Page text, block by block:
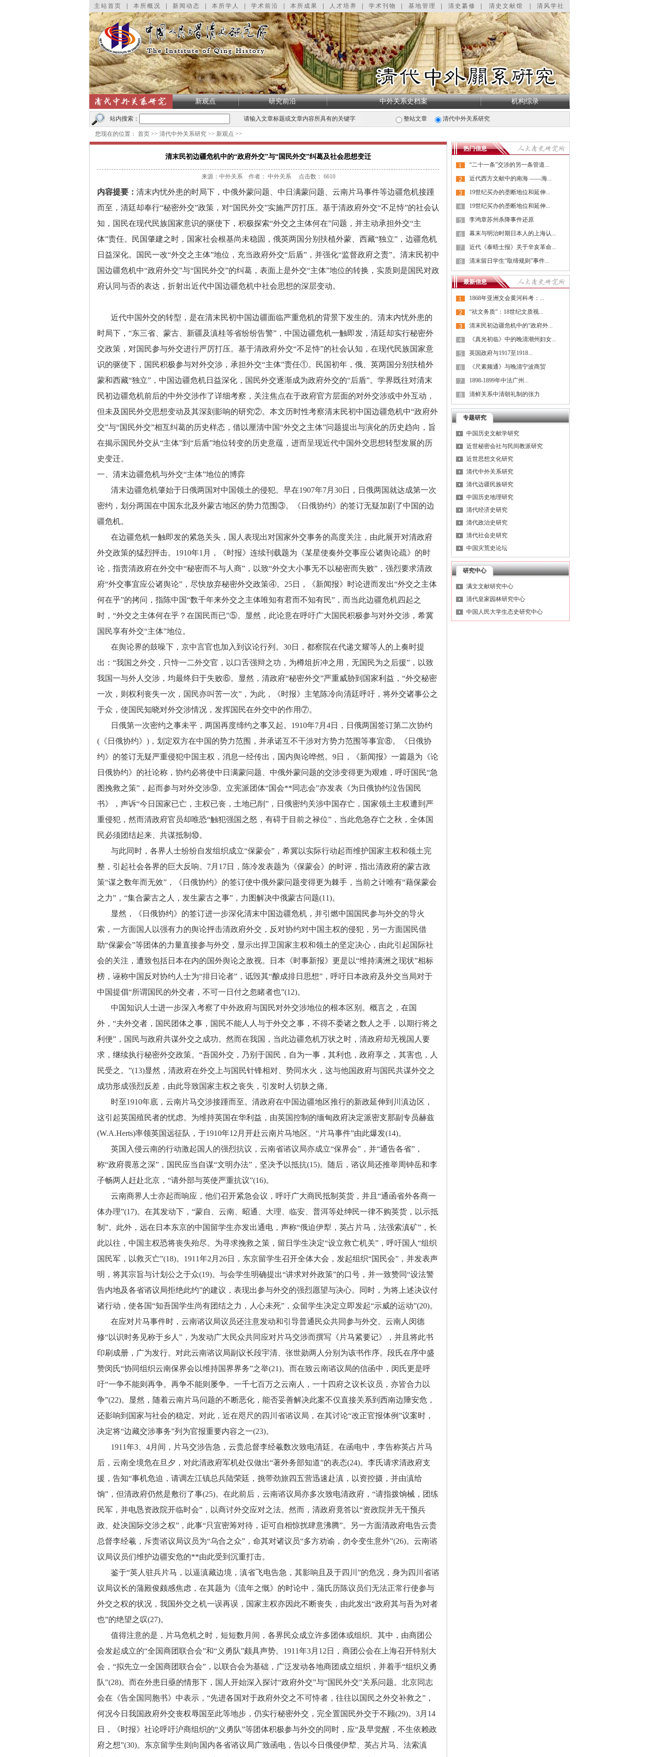
主站首页 本所概况 新闻动态 本所学人 学术前沿 本所成果 人才培养 学术刊物 基地管理 清史纂修 清史文献馆 清风学社
新观点 研究前沿 中外关系史档案 机构综录
站内搜索： 请输入文章标题或文章内容所具有的关键字 整站文章 清代中外关系研究
您现在的位置： 首页 >> 清代中外关系研究 >> 新观点 >>
清末民初边疆危机中的“政府外交”与“国民外交”纠葛及社会思想变迁
来源：中外关系 作者： 中外关系 点击数： 6610
内容提要： 清末内忧外患的时局下，中俄外蒙问题、中日满蒙问题、云南片马事件等边疆危机接踵
而至，清廷却奉行“秘密外交”政策，对“国民外交”实施严厉打压。基于清政府外交“不足恃”的社会认
知，国民在现代民族国家意识的驱使下，积极探索“外交之主体何在”问题，并主动承担外交“主
体”责任。民国肇建之时，国家社会根基尚未稳固，俄英两国分别扶植外蒙、西藏“独立”，边疆危机
日益深化。国民一改“外交之主体”地位，充当政府外交“后盾”，并强化“监督政府之责”。清末民初中
国边疆危机中“政府外交”与“国民外交”的纠葛，表面上是外交“主体”地位的转换，实质则是国民对政
府认同与否的表达，折射出近代中国边疆危机中社会思想的深层变动。
近代中国外交的转型，是在清末民初中国边疆面临严重危机的背景下发生的。清末内忧外患的
时局下， “东三省、蒙古、新疆及滇桂等省纷纷告警”，中国边疆危机一触即发，清廷却实行秘密外
交政策，对国民参与外交进行严厉打压。基于清政府外交“不足恃”的社会认知，在现代民族国家意
识的驱使下，国民积极参与对外交涉，承担外交“主体”责任①。民国初年，俄、英两国分别扶植外
蒙和西藏“独立”，中国边疆危机日益深化，国民外交逐渐成为政府外交的“后盾”。学界既往对清末
民初边疆危机前后的中外交涉作了详细考察，关注焦点在于政府官方层面的对外交涉或中外互动，
但未及国民外交思想变动及其深刻影响的研究②。本文历时性考察清末民初中国边疆危机中“政府外
交”与“国民外交”相互纠葛的历史样态，借以厘清中国“外交之主体”问题提出与演化的历史趋向，旨
在揭示国民外交从“主体”到“后盾”地位转变的历史意蕴，进而呈现近代中国外交思想转型发展的历
史变迁。
一、清末边疆危机与外交“主体”地位的博弈
清末边疆危机肇始于日俄两国对中国领土的侵犯。早在1907年7月30日，日俄两国就达成第一次
密约，划分两国在中国东北及外蒙古地区的势力范围③。《日俄协约》的签订无疑加剧了中国的边
疆危机。
在边疆危机一触即发的紧急关头，国人表现出对国家外交事务的高度关注，由此展开对清政府
外交政策的猛烈抨击。 1910年1月，《时报》连续刊载题为《某星使奏外交事应公诸舆论疏》的时
论，指责清政府在外交中“秘密而不与人商”，以致“外交大小事无不以秘密而失败”，强烈要求清政
府“外交事宜应公诸舆论”，尽快放弃秘密外交政策④。25日，《新闻报》时论进而发出“外交之主体
何在乎”的拷问，指陈中国“数千年来外交之主体唯知有君而不知有民”，而当此边疆危机四起之
时，“外交之主体何在乎？在国民而已”⑤。显然，此论意在呼吁广大国民积极参与对外交涉，希冀
国民享有外交“主体”地位。
在舆论界的鼓噪下，京中言官也加入到议论行列。 30日，都察院在代递文耀等人的上奏时提
出：“我国之外交，只恃一二外交官，以口舌强辩之功，为樽俎折冲之用，无国民为之后援”，以致
我国一与外人交涉，均最终归于失败⑥。显然，清政府“秘密外交”严重威胁到国家利益，“外交秘密
一次，则权利丧失一次，国民亦叫苦一次”，为此，《时报》主笔陈冷向清廷呼吁，将外交诸事公之
于众，使国民知晓对外交涉情况，发挥国民在外交中的作用⑦。
日俄第一次密约之事未平，两国再度缔约之事又起。 1910年7月4日，日俄两国签订第二次协约
(《日俄协约》)，划定双方在中国的势力范围，并承诺互不干涉对方势力范围等事宜⑧。《日俄协
约》的签订无疑严重侵犯中国主权，消息一经传出，国内舆论哗然。9日，《新闻报》一篇题为《论
日俄协约》的社论称，协约必将使中日满蒙问题、中俄外蒙问题的交涉变得更为艰难，呼吁国民“急
图挽救之策”，起而参与对外交涉⑨。立宪派团体“国会**同志会”亦发表《为日俄协约泣告国民
书》，声诉“今日国家已亡，主权已丧，土地已削”，日俄密约关涉中国存亡，国家领土主权遭到严
重侵犯，然而清政府官员却唯恐“触犯强国之怒，有碍于目前之禄位”，当此危急存亡之秋，全体国
民必须团结起来、共谋抵制⑩。
与此同时，各界人士纷纷自发组织成立“保蒙会”，希冀以实际行动起而维护国家主权和领土完
整，引起社会各界的巨大反响。7月17日，陈冷发表题为《保蒙会》的时评，指出清政府的蒙古政
策“谋之数年而无效”，《日俄协约》的签订使中俄外蒙问题变得更为棘手，当前之计唯有“藉保蒙会
之力”，“集合蒙古之人，发生蒙古之事”，力图解决中俄蒙古问题(11)。
显然，《日俄协约》的签订进一步深化清末中国边疆危机，并引燃中国国民参与外交的导火
索，一方面国人以强有力的舆论抨击清政府外交，反对协约对中国主权的侵犯，另一方面国民借
助“保蒙会”等团体的力量直接参与外交，显示出捍卫国家主权和领土的坚定决心，由此引起国际社
会的关注，遭致包括日本在内的国外舆论之敌视。日本《时事新报》更是以“维持满洲之现状”相标
榜，诬称中国反对协约人士为“排日论者”，诋毁其“酿成排日思想”，呼吁日本政府及外交当局对于
中国提倡“所谓国民的外交者，不可一日付之忽睹者也”(12)。
中国知识人士进一步深入考察了中外政府与国民对外交涉地位的根本区别。概言之，在国
外， “夫外交者，国民团体之事，国民不能人人与于外交之事，不得不委诸之数人之手，以期行将之
利便”，国民与政府共谋外交之成功。然而在我国，当此边疆危机万状之时，清政府却无视国人要
求，继续执行秘密外交政策。“吾国外交，乃别于国民，自为一事，其利也，政府享之，其害也，人
民受之。”(13)显然，清政府在外交上与国民针锋相对、势同水火，这与他国政府与国民共谋外交之
成功形成强烈反差，由此导致国家主权之丧失，引发时人切肤之痛。
时至1910年底，云南片马交涉接踵而至。清政府在中国边疆地区推行的新政延伸到川滇边区，
这引起英国殖民者的忧虑。为维持英国在华利益，由英国控制的缅甸政府决定派密支那副专员赫兹
(W.A.Herts)率领英国远征队，于1910年12月开赴云南片马地区。“片马事件”由此爆发(14)。
英国入侵云南的行动激起国人的强烈抗议，云南省谘议局亦成立“保界会”，并“通告各省”，
称“政府畏葸之深”，国民应当自谋“文明办法”，坚决予以抵抗(15)。随后，谘议局还推举周钟岳和李
子畅两人赶赴北京，“请外部与英使严重抗议”(16)。
云南商界人士亦起而响应，他们召开紧急会议，呼吁广大商民抵制英货，并且 “通函省外各商一
体办理”(17)。在其发动下，“蒙自、云南、昭通、大理、临安、普洱等处绅民一律不购英货，以示抵
制”。此外，远在日本东京的中国留学生亦发出通电，声称“俄迫伊犁，英占片马，法强索滇矿”，长
此以往，中国主权恐将丧失殆尽。为寻求挽救之策，留日学生决定“设立救亡机关”，呼吁国人“组织
国民军，以救灭亡”(18)。1911年2月26日，东京留学生召开全体大会，发起组织“国民会”，并发表声
明，将其宗旨与计划公之于众(19)。与会学生明确提出“讲求对外政策”的口号，并一致赞同“设法警
告内地及各省谘议局拒绝此约”的建议，表现出参与外交的强烈愿望与决心。同时，为将上述决议付
诸行动，使各国“知吾国学生尚有团结之力，人心未死”，众留学生决定立即发起“示威的运动”(20)。
在应对片马事件时，云南谘议局议员还注意发动和引导普通民众共同参与外交。云南人闵德
修“以识时务见称于乡人”，为发动广大民众共同应对片马交涉而撰写《片马紧要记》，并且将此书
印刷成册，广为发行。对此云南谘议局副议长段宇清、张世勋两人分别为该书作序。段氏在序中盛
赞闵氏“协同组织云南保界会以维持国界界务”之举(21)。而在致云南谘议局的信函中，闵氏更是呼
吁“一争不能则再争。再争不能则屡争。一千七百万之云南人，一十四府之议长议员，亦皆合力以
争”(22)。显然，随着云南片马问题的不断恶化，能否妥善解决此案不仅直接关系到西南边陲安危，
还影响到国家与社会的稳定。对此，近在咫尺的四川省谘议局，在其讨论“改正官报体例”议案时，
决定将“边藏交涉事务”列为官报重要内容之一(23)。
1911年3、4月间，片马交涉告急，云贵总督李经羲数次致电清廷。在函电中，李告称英占片马
后，云南全境危在旦夕，对此清政府军机处仅做出“著外务部知道”的表态(24)。李氏请求清政府支
援，告知“事机危迫，请调左江镇总兵陆荣廷，挑带劲旅四五营迅速赴滇，以资控摄，并由滇给
饷”，但清政府仍然是敷衍了事(25)。在此前后，云南谘议局亦多次致电清政府，“请指拨饷械，团练
民军，并电恳资政院开临时会”，以商讨外交应对之法。然而，清政府竟答以“资政院并无干预兵
政、处决国际交涉之权”，此事“只宜密筹对待，讵可自相惊扰肆意沸腾”。另一方面清政府电告云贵
总督李经羲，斥责谘议局议员为“乌合之众”，命其对诸议员“多方劝谕，勿令变生意外”(26)。云南谘
议局议员们维护边疆安危的**由此受到沉重打击。
鉴于“英人驻兵片马，以逼滇藏边境，滇省飞电告急，其影响且及于四川”的危况，身为四川省谘
议局议长的蒲殿俊颇感焦虑，在其题为《流年之慨》的时论中，蒲氏历陈议员们无法正常行使参与
外交之权的状况，我国外交之机一误再误，国家主权亦因此不断丧失，由此发出“政府其与吾为对者
也”的绝望之叹(27)。
值得注意的是，片马危机之时，短短数月间，各界民众成立许多团体或组织。其中，由商团公
会发起成立的“全国商团联合会”和“义勇队”颇具声势。1911年3月12日，商团公会在上海召开特别大
会，“拟先立一全国商团联合会”，以联合会为基础，广泛发动各地商团成立组织，并着手“组织义勇
队”(28)。而在外患日亟的情形下，国人开始深入探讨“政府外交”与“国民外交”关系问题。北京同志
会在《告全国同胞书》中表示，“先进各国对于政府外交之不可恃者，往往以国民之外交补救之”，
何况今日我国政府外交丧权辱国至此等地步，仍实行秘密外交，完全置国民外交于不顾(29)。3月14
日，《时报》社论呼吁沪商组织的“义勇队”等团体积极参与外交的同时，应“及早觉醒，不生依赖政
府之想”(30)。东京留学生则向国内各省谘议局广致函电，告以今日俄侵伊犂、英占片马、法索滇
热门信息
“二十一条”交涉的另一条管道...
近代西方文献中的南海 ——海...
19世纪买办的垄断地位和延伸...
19世纪买办的垄断地位和延伸...
李鸿章苏州杀降事件还原
幕末与明治时期日本人的上海认...
近代《泰晤士报》关于辛亥革命...
清末留日学生“取缔规则”事件...
最新信息
1868年亚洲文会黄河科考：...
“祛文务质”：18世纪文质视...
清末民初边疆危机中的“政府外...
《真光初临》中的晚清潮州妇女...
英国政府与1917至1918...
《尺素频通》与晚清宁波商贸
1898-1899年中法广州...
清鲜关系中清朝礼制的张力
专题研究
中国历史文献学研究
近世秘密会社与民间教派研究
近世思想文化研究
清代中外关系研究
清代边疆民族研究
中国历史地理研究
清代经济史研究
清代政治史研究
清代社会史研究
中国灾荒史论坛
研究中心
满文文献研究中心
清代皇家园林研究中心
中国人民大学生态史研究中心